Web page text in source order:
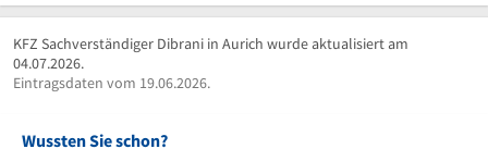
KFZ Sachverständiger Dibrani in Aurich wurde aktualisiert am
04.07.2026.
Eintragsdaten vom 19.06.2026.
Wussten Sie schon?